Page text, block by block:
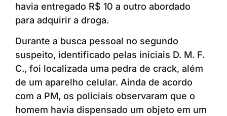
havia entregado R$ 10 a outro abordado
para adquirir a droga.
Durante a busca pessoal no segundo
suspeito, identificado pelas iniciais D. M. F.
C., foi localizada uma pedra de crack, além
de um aparelho celular. Ainda de acordo
com a PM, os policiais observaram que o
homem havia dispensado um objeto em um